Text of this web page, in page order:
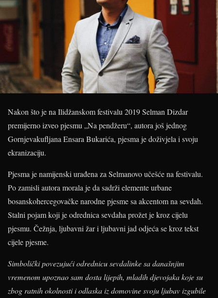
Nakon što je na Ilidžanskom festivalu 2019 Selman Dizdar
premijerno izveo pjesmu „Na pendžeru“, autora još jednog
Gornjevakufljana Ensara Bukarića, pjesma je doživjela i svoju
ekranizaciju.
Pjesma je namijenski urađena za Selmanovo učešće na festivalu.
Po zamisli autora morala je da sadrži elemente urbane
bosanskohercegovačke narodne pjesme sa akcentom na sevdah.
Stalni pojam koji je odrednica sevdaha prožet je kroz cijelu
pjesmu. Čežnja, ljubavni žar i ljubavni jad odjeća se kroz tekst
cijele pjesme.
Simbolički povezujući odrednicu sevdalinke sa današnjim
vremenom upoznao sam dosta lijepih, mladih djevojaka koje su
zbog ratnih okolnosti i odlaska iz domovine svoju ljubav izgubile